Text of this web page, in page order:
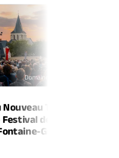
Domaine de la Blanchisserie
Théâtre
de théâtre en
Guérin